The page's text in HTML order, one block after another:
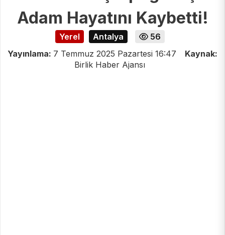
Adam Hayatını Kaybetti!
Yerel Antalya
56
Yayınlama: 7 Temmuz 2025 Pazartesi 16:47
Kaynak:
Birlik Haber Ajansı